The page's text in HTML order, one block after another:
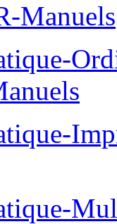
Manuels